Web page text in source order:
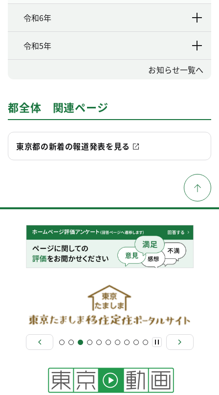
令和6年
令和5年
お知らせ一覧へ
都全体 関連ページ
東京都の新着の報道発表を見る